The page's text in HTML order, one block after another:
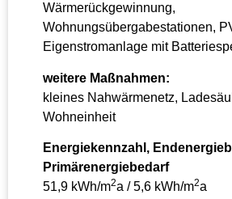
Wärmerückgewinnung,
Wohnungsübergabestationen,
Eigenstromanlage mit
weitere Maßnahmen:
kleines Nahwärmenetz,
Wohneinheit
Energiekennzahl,
Primärenergiebedarf
51,9 kWh/m2a / 5,6 kWh/m2a